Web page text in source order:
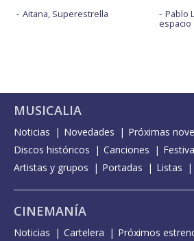
Aitana, Superestrella Pablo
espacio
MUSICALIA
Noticias Novedades
Próximas
Discos históricos
Canciones
Artistas y grupos
Portadas Listas
CINEMANÍA
Noticias Cartelera Próximos